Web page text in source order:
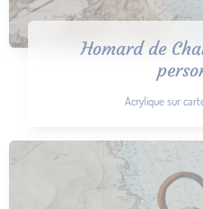
Homard de
Acrylique sur